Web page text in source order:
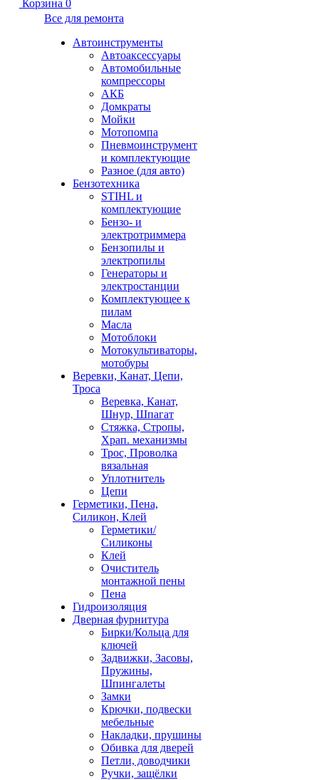
Корзина 0
Все для ремонта
Автоинструменты
Автоаксессуары
Автомобильные
компрессоры
АКБ
Домкраты
Мойки
Мотопомпа
Пневмоинструмент
и комплектующие
Разное (для авто)
Бензотехника
STIHL и
комплектующие
Бензо- и
электротриммера
Бензопилы и
электропилы
Генераторы и
электростанции
Комплектующее к
пилам
Масла
Мотоблоки
Мотокультиваторы,
мотобуры
Веревки, Канат, Цепи,
Троса
Веревка, Канат,
Шнур, Шпагат
Стяжка, Стропы,
Храп. механизмы
Трос, Проволка
вязальная
Уплотнитель
Цепи
Герметики, Пена,
Силикон, Клей
Герметики/
Силиконы
Клей
Очиститель
монтажной пены
Пена
Гидроизоляция
Дверная фурнитура
Бирки/Кольца для
ключей
Задвижки, Засовы,
Пружины,
Шпингалеты
Замки
Крючки, подвески
мебельные
Накладки, прушины
Обивка для дверей
Петли, доводчики
Ручки, защёлки